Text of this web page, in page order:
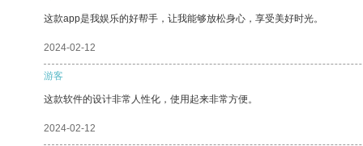
这款app是我娱乐的好帮手，让我能够放松身心，享受美好时光。
2024-02-12
游客
这款软件的设计非常人性化，使用起来非常方便。
2024-02-12